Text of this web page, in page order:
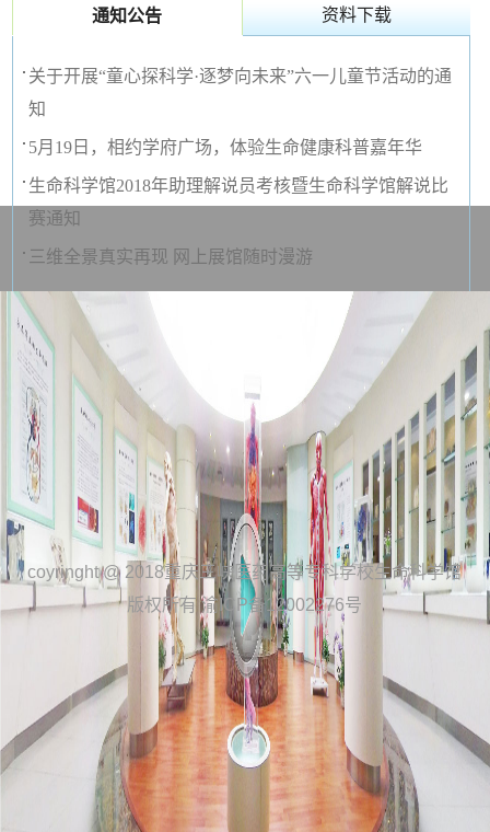
通知公告 资料下载
关于开展“童心探科学·逐梦向未来”六一儿童节活动的通
知
5月19日，相约学府广场，体验生命健康科普嘉年华
生命科学馆2018年助理解说员考核暨生命科学馆解说比
赛通知
三维全景真实再现 网上展馆随时漫游
coyringht @ 2018重庆三峡医药高等专科学校生命科学馆
版权所有 渝ICP备12002276号